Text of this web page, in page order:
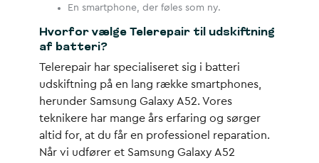
En smartphone, der føles som ny.
Hvorfor vælge Telerepair til udskiftning
af batteri?
Telerepair har specialiseret sig i batteri
udskiftning på en lang række smartphones,
herunder Samsung Galaxy A52. Vores
teknikere har mange års erfaring og sørger
altid for, at du får en professionel reparation.
Når vi udfører et Samsung Galaxy A52